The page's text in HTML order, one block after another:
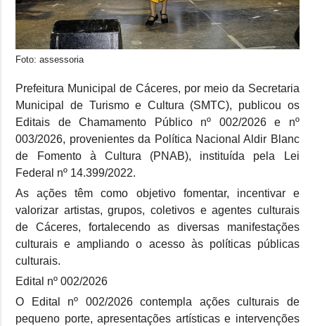
Foto: assessoria
Prefeitura Municipal de Cáceres, por meio da Secretaria
Municipal de Turismo e Cultura (SMTC), publicou os
Editais de Chamamento Público nº 002/2026 e nº
003/2026, provenientes da Política Nacional Aldir Blanc
de Fomento à Cultura (PNAB), instituída pela Lei
Federal nº 14.399/2022.
As ações têm como objetivo fomentar, incentivar e
valorizar artistas, grupos, coletivos e agentes culturais
de Cáceres, fortalecendo as diversas manifestações
culturais e ampliando o acesso às políticas públicas
culturais.
Edital nº 002/2026
O Edital nº 002/2026 contempla ações culturais de
pequeno porte, apresentações artísticas e intervenções